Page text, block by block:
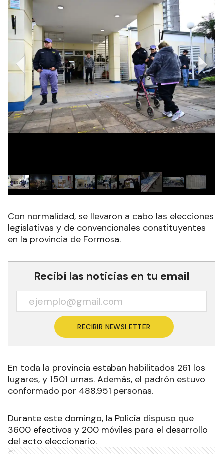
Con normalidad, se llevaron a cabo las elecciones
legislativas y de convencionales constituyentes
en la provincia de Formosa.
Recibí las noticias en tu email
RECIBIR NEWSLETTER
En toda la provincia estaban habilitados 261 los
lugares, y 1501 urnas. Además, el padrón estuvo
conformado por 488.951 personas.
Durante este domingo, la Policía dispuso que
3600 efectivos y 200 móviles para el desarrollo
del acto eleccionario.
Ads